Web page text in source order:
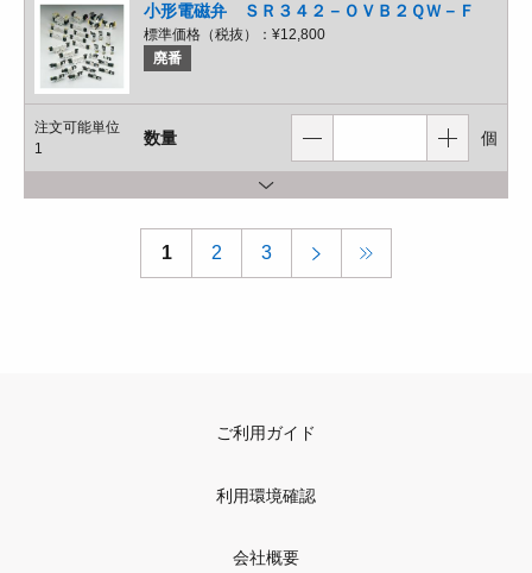
小形電磁弁 ＳＲ３４２－ＯＶＢ２ＱＷ－Ｆ
標準価格（税抜）： ¥12,800
廃番
注文可能単位
1
数量 個
1 2 3
ご利用ガイド
利用環境確認
会社概要